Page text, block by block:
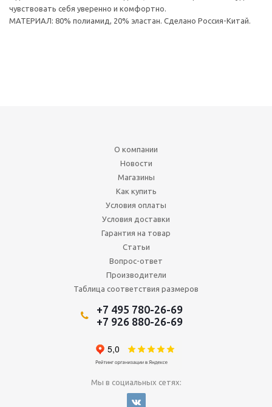
чувствовать себя уверенно и комфортно.
МАТЕРИАЛ: 80% полиамид, 20% эластан. Сделано Россия-Китай.
О компании
Новости
Магазины
Как купить
Условия оплаты
Условия доставки
Гарантия на товар
Статьи
Вопрос-ответ
Производители
Таблица соответствия размеров
+7 495 780-26-69
+7 926 880-26-69
Мы в социальных сетях: